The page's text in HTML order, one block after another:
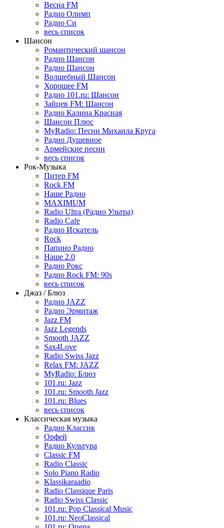
Весна FM
Радио Олимп
Радио Си
весь список
Шансон
Романтический шансон
Радио Шансон
Радио Шансон
Волшебный Шансон
Хорошее FM
Радио 101.ru: Шансон
Зайцев FM: Шансон
Радио Калина Красная
Шансон Плюс
MyRadio: Песни Михаила Круга
Радио Душевное
Армейские песни
весь список
Рок-Музыка
Питер FM
Rock FM
Наше Радио
MAXIMUM
Radio Ultra (Радио Ультра)
Radio Cafe
Радио Искатель
Rock
Папино Радио
Наше 2.0
Радио Рокс
Радио Rock FM: 90s
весь список
Джаз / Блюз
Радио JAZZ
Радио Эрмитаж
Jazz FM
Jazz Legends
Smooth JAZZ
Sax4Love
Radio Swiss Jazz
Relax FM: JAZZ
MyRadio: Блюз
101.ru: Jazz
101.ru: Smooth Jazz
101.ru: Blues
весь список
Классическая музыка
Радио Классик
Орфей
Радио Культура
Classic FM
Radio Classic
Solo Piano Radio
Klassikaraadio
Radio Classique Paris
Radio Swiss Classic
101.ru: Pop Classical Music
101.ru: NeoClassical